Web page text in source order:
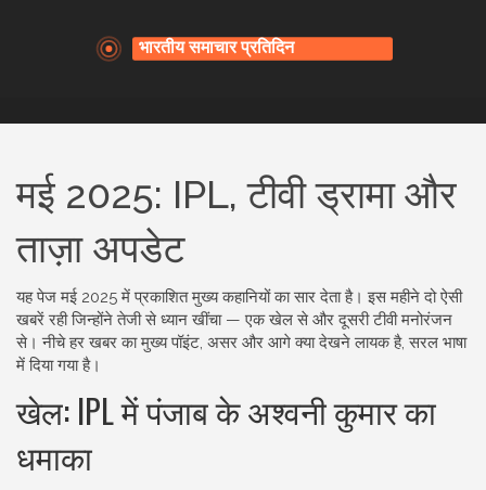
मई 2025: IPL, टीवी ड्रामा और
ताज़ा अपडेट
यह पेज मई 2025 में प्रकाशित मुख्य कहानियों का सार देता है। इस महीने दो ऐसी
खबरें रही जिन्‍होंने तेजी से ध्यान खींचा — एक खेल से और दूसरी टीवी मनोरंजन
से। नीचे हर खबर का मुख्य पॉइंट, असर और आगे क्या देखने लायक है, सरल भाषा
में दिया गया है।
खेल: IPL में पंजाब के अश्वनी कुमार का
धमाका